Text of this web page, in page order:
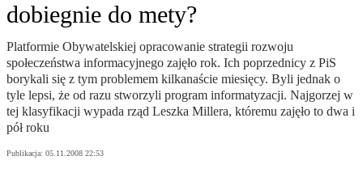
dobiegnie do mety?
Platformie Obywatelskiej opracowanie strategii rozwoju
społeczeństwa informacyjnego zajęło rok. Ich poprzednicy z PiS
borykali się z tym problemem kilkanaście miesięcy. Byli jednak o
tyle lepsi, że od razu stworzyli program informatyzacji. Najgorzej w
tej klasyfikacji wypada rząd Leszka Millera, któremu zajęło to dwa i
pół roku
Publikacja: 05.11.2008 22:53